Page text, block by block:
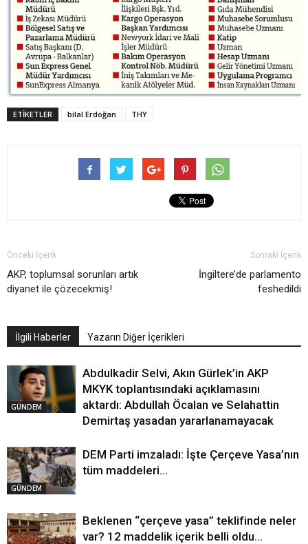
ETIKETLER bilal Erdoğan THY
Önceki İçerik
AKP, toplumsal sorunları artık
diyanet ile çözecekmiş!
Sonraki İçerik
İngiltere’de parlamento
feshedildi
İlgili Haberler Yazarın Diğer İçerikleri
GÜNDEM
Abdulkadir Selvi, Akın Gürlek’in AKP
MKYK toplantısındaki açıklamasını
aktardı: Abdullah Öcalan ve Selahattin
Demirtaş yasadan yararlanamayacak
GÜNDEM
DEM Parti imzaladı: İşte Çerçeve Yasa’nın
tüm maddeleri…
Beklenen “çerçeve yasa” teklifinde neler
var? 12 maddelik içerik belli oldu…